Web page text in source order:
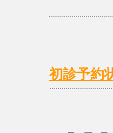
初診予約